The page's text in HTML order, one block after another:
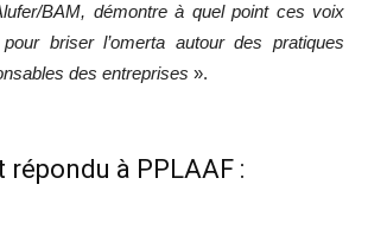
BAM, démontre à quel point ces voix
briser l’omerta autour des pratiques
des entreprises ».
répondu à PPLAAF :